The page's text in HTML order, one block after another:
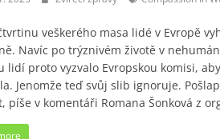
veškerého masa lidé v Evropě
Navíc po trýznivém životě v
lidí proto vyzvalo Evropskou komisi,
Jenomže teď svůj slib ignoruje.
píše v komentáři Romana Šonková z